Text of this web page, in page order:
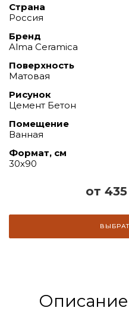
от
Страна
Россия
Бренд
Alma Ceramica
Поверхность
Матовая
Рисунок
Цемент Бетон
Помещение
Ванная
Формат, см
30х90